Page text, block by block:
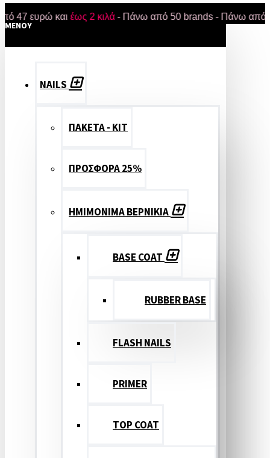
καιέως 2 κιλά- Πάνω από 50 brands - Πάνω από 18.000
MENOY
NAILS
ΠΑΚΕΤΑ - ΚΙΤ
ΠΡΟΣΦΟΡΑ 25%
ΗΜΙΜΟΝΙΜΑ ΒΕΡΝΙΚΙΑ
BASE COAT
RUBBER BASE
FLASH NAILS
PRIMER
TOP COAT